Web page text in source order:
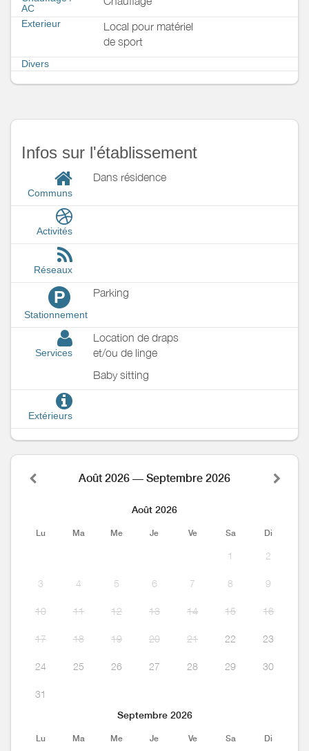
AC
Exterieur
Local pour matériel
de sport
Divers
Infos sur l'établissement
Communs
Dans résidence
Activités
Réseaux
P
Stationnement
Parking
Services
Location de draps
et/ou de linge
Baby sitting
Extérieurs
Août 2026 — Septembre 2026
Août 2026
Lu Ma Me Je Ve Sa Di
1 2
3 4 5 6 7 8 9
10 11 12 13 14 15 16
17 18 19 20 21 22 23
24 25 26 27 28 29 30
31
Septembre 2026
Lu Ma Me Je Ve Sa Di